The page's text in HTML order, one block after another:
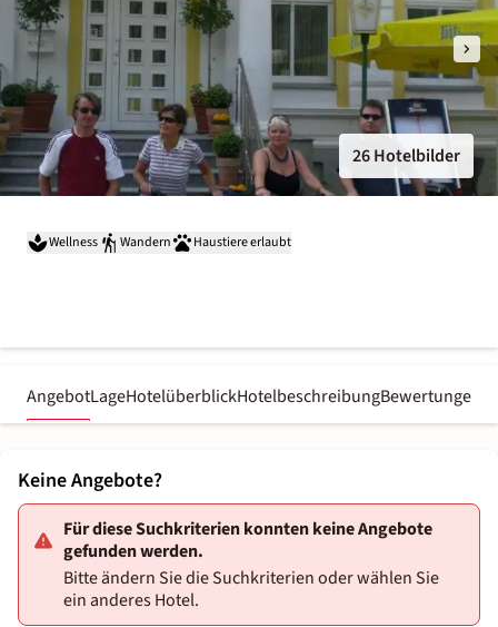
26 Hotelbilder
Wellness Wandern Haustiere erlaubt
AngebotLageHotelüberblickHotelbeschreibungBewertungen
Keine Angebote?
Für diese Suchkriterien konnten keine Angebote
gefunden werden.
Bitte ändern Sie die Suchkriterien oder wählen Sie
ein anderes Hotel.